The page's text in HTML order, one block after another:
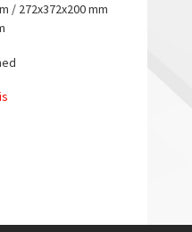
/ 272x372x200 mm